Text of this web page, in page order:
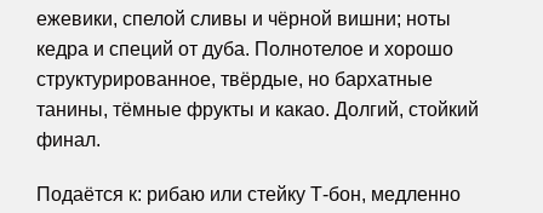
ежевики, спелой сливы и чёрной вишни; ноты
кедра и специй от дуба. Полнотелое и хорошо
структурированное, твёрдые, но бархатные
танины, тёмные фрукты и какао. Долгий, стойкий
финал.
Подаётся к: рибаю или стейку Т-бон, медленно